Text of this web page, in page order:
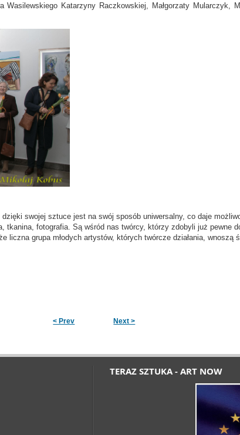
Katarzyny Raczkowskiej, Małgorzaty Mularczyk,
swojej sztuce jest na swój sposób uniwersalny, co daje
fotografia. Są wśród nas twórcy, którzy zdobyli już pewne
liczna grupa młodych artystów, których twórcze działania, wnoszą
< Prev Next >
TERAZ SZTUKA - ART NOW